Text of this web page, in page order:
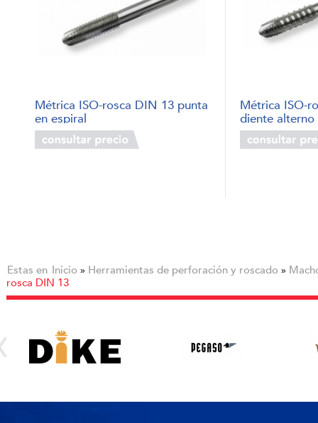
Métrica ISO-rosca DIN 13 punta
en espiral
Métrica ISO-
diente alterno
Estas en Inicio » Herramientas de perforación y roscado »
rosca DIN 13